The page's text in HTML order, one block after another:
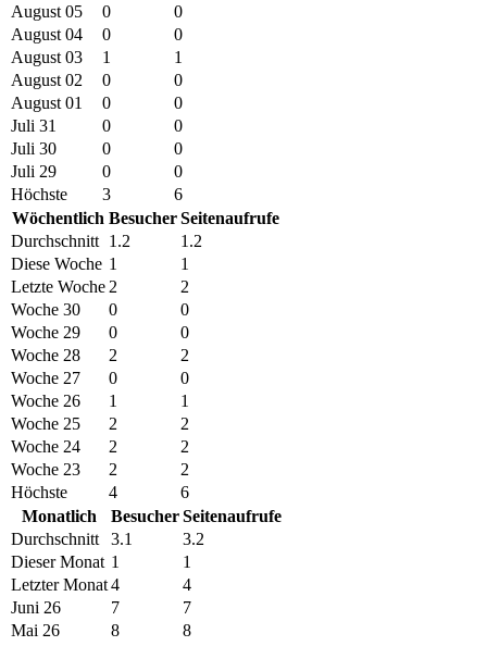
August 05
0
0
August 04
0
0
August 03
1
1
August 02
0
0
August 01
0
0
Juli 31
0
0
Juli 30
0
0
Juli 29
0
0
Höchste
3
6
Wöchentlich BesucherSeitenaufrufe
Durchschnitt 1.2
1.2
Diese Woche 1
1
Letzte Woche 2
2
Woche 30
0
0
Woche 29
0
0
Woche 28
2
2
Woche 27
0
0
Woche 26
1
1
Woche 25
2
2
Woche 24
2
2
Woche 23
2
2
Höchste
4
6
Monatlich
BesucherSeitenaufrufe
Durchschnitt
3.1
3.2
Dieser Monat 1
1
Letzter Monat4
4
Juni 26
7
7
Mai 26
8
8